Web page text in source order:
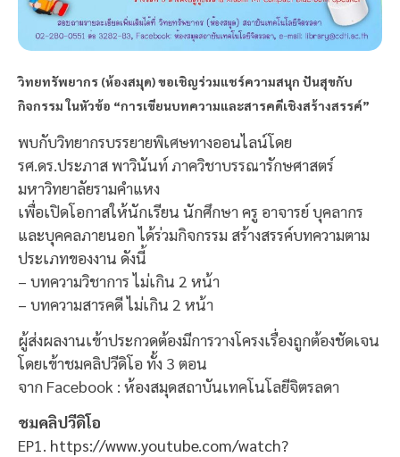
วิทยทรัพยากร (ห้องสมุด) ขอเชิญร่วมแชร์ความสนุก ปันสุขกับ
กิจกรรม ในหัวข้อ “การเขียนบทความและสารคดีเชิงสร้างสรรค์”
พบกับวิทยากรบรรยายพิเศษทางออนไลน์โดย
รศ.ดร.ประภาส พาวินันท์ ภาควิชาบรรณารักษศาสตร์
มหาวิทยาลัยรามคำแหง
เพื่อเปิดโอกาสให้นักเรียน นักศึกษา ครู อาจารย์ บุคลากร
และบุคคลภายนอก ได้ร่วมกิจกรรม สร้างสรรค์บทความตาม
ประเภทของงาน ดังนี้
– บทความวิชาการ ไม่เกิน 2 หน้า
– บทความสารคดี ไม่เกิน 2 หน้า
ผู้ส่งผลงานเข้าประกวดต้องมีการวางโครงเรื่องถูกต้องชัดเจน
โดยเข้าชมคลิปวีดิโอ ทั้ง 3 ตอน
จาก Facebook : ห้องสมุดสถาบันเทคโนโลยีจิตรลดา
ชมคลิปวีดิโอ
EP1. https://www.youtube.com/watch?